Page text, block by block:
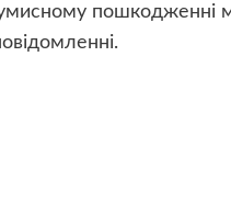
пошкодженні